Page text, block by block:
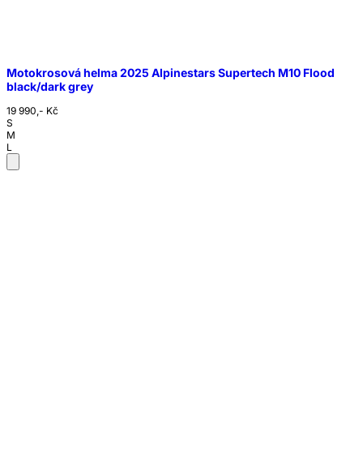
Motokrosová helma 2025 Alpinestars Supertech M10 Flood
black/dark grey
19 990,- Kč
S
M
L